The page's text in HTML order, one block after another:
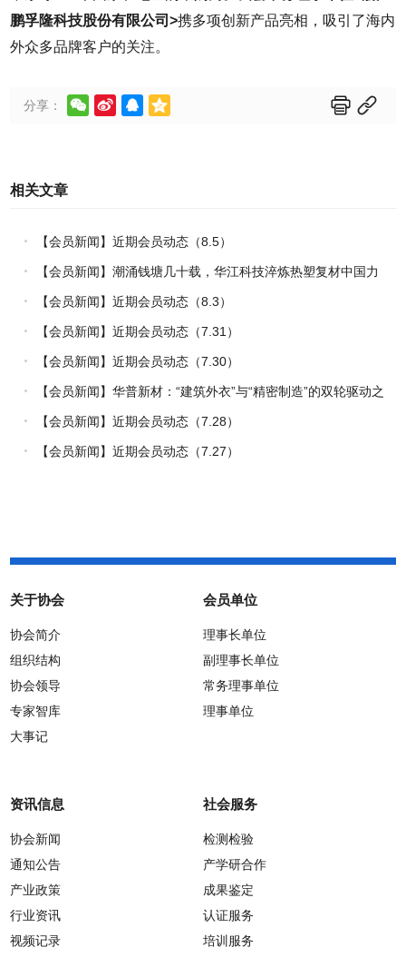
鹏孚隆科技股份有限公司>携多项创新产品亮相，吸引了海内
外众多品牌客户的关注。
分享：      
相关文章
【会员新闻】近期会员动态（8.5）
【会员新闻】潮涌钱塘几十载，华江科技淬炼热塑复材中国力
量
【会员新闻】近期会员动态（8.3）
【会员新闻】近期会员动态（7.31）
【会员新闻】近期会员动态（7.30）
【会员新闻】华普新材：“建筑外衣”与“精密制造”的双轮驱动之
路
【会员新闻】近期会员动态（7.28）
【会员新闻】近期会员动态（7.27）
关于协会
协会简介
组织结构
协会领导
专家智库
大事记
会员单位
理事长单位
副理事长单位
常务理事单位
理事单位
资讯信息
协会新闻
通知公告
产业政策
行业资讯
视频记录
社会服务
检测检验
产学研合作
成果鉴定
认证服务
培训服务